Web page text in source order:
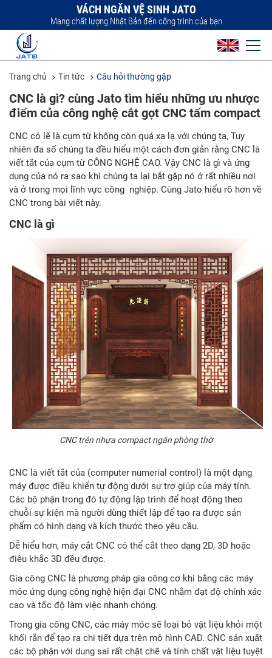
VÁCH NGĂN VỆ SINH JATO
Mang chất lượng Nhật Bản đến công trình của bạn
Trang chủ Tin tức Câu hỏi thường gặp
CNC là gì? cùng Jato tìm hiểu những ưu nhược
điểm của công nghệ cắt gọt CNC tấm compact
CNC có lẽ là cụm từ không còn quá xa lạ với chúng ta, Tuy
nhiên đa số chúng ta đều hiểu một cách đơn giản rằng CNC là
viết tắt của cụm từ CÔNG NGHỆ CAO. Vậy CNC là gì và ứng
dụng của nó ra sao khi chúng ta lại bắt gặp nó ở rất nhiều nơi
và ở trong mọi lĩnh vực công nghiệp. Cùng Jato hiểu rõ hơn về
CNC trong bài viết này.
CNC là gì
CNC trên nhựa compact ngăn phòng thờ
CNC là viết tắt của (computer numerial control) là một dạng
máy được điều khiển tự động dưới sự trợ giúp của máy tính.
Các bộ phận trong đó tự động lập trình để hoạt động theo
chuỗi sự kiện mà người dùng thiết lập để tạo ra được sản
phẩm có hình dạng và kích thước theo yêu cầu.
Dễ hiểu hơn, máy cắt CNC có thể cắt theo dạng 2D, 3D hoặc
điêu khắc 3D đều được.
Gia công CNC là phương pháp gia công cơ khí bằng các máy
móc ứng dụng công nghệ hiện đại CNC nhằm đạt độ chính xác
cao và tốc độ làm việc nhanh chóng.
Trong gia công CNC, các máy móc sẽ loại bỏ vật liệu khỏi một
khối rắn để tạo ra chi tiết dựa trên mô hình CAD. CNC sản xuất
các bộ phận với dung sai rất chặt chẽ và tính chất vật liệu tuyệt